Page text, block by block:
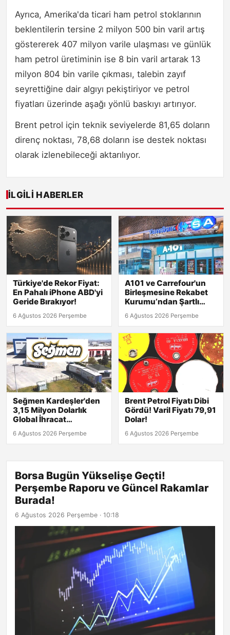
Ayrıca, Amerika'da ticari ham petrol stoklarının
beklentilerin tersine 2 milyon 500 bin varil artış
göstererek 407 milyon varile ulaşması ve günlük
ham petrol üretiminin ise 8 bin varil artarak 13
milyon 804 bin varile çıkması, talebin zayıf
seyrettiğine dair algıyı pekiştiriyor ve petrol
fiyatları üzerinde aşağı yönlü baskıyı artırıyor.
Brent petrol için teknik seviyelerde 81,65 doların
direnç noktası, 78,68 doların ise destek noktası
olarak izlenebileceği aktarılıyor.
İLGILI HABERLER
Türkiye'de Rekor Fiyat:
En Pahalı iPhone ABD'yi
Geride Bırakıyor!
6 Ağustos 2026 Perşembe
A101 ve Carrefour'un
Birleşmesine Rekabet
Kurumu’ndan Şartlı
Onay Geldi!
6 Ağustos 2026 Perşembe
Seğmen Kardeşler'den
3,15 Milyon Dolarlık
Global İhracat
Sözleşmesi!
6 Ağustos 2026 Perşembe
Brent Petrol Fiyatı Dibi
Gördü! Varil Fiyatı 79,91
Dolar!
6 Ağustos 2026 Perşembe
Borsa Bugün Yükselişe Geçti!
Perşembe Raporu ve Güncel Rakamlar
Burada!
6 Ağustos 2026 Perşembe · 10:18